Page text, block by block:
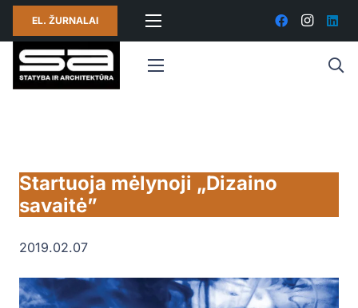
EL. ŽURNALAI
Startuoja mėlynoji „Dizaino
savaitė”
2019.02.07